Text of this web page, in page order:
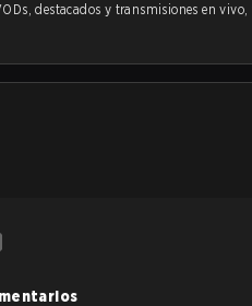
destacados y transmisiones en vivo,